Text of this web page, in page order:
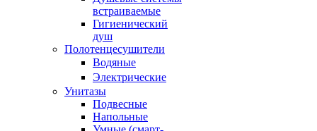
встраиваемые
Гигиенический
душ
Полотенцесушители
ㅤВодяные
ㅤЭлектрические
Унитазы
Подвесные
Напольные